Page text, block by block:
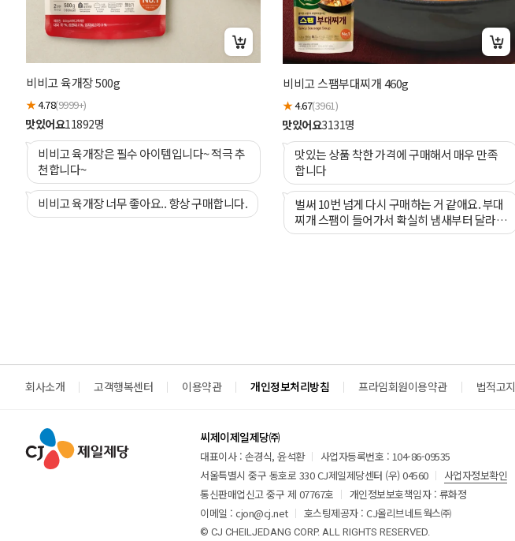
비비고 육개장 500g
★4.78(9999+)
맛있어요11892명
비비고 육개장은 필수 아이템입니다~ 적극 추
천합니다~
비비고 육개장 너무 좋아요.. 항상 구매합니다.
비비고 스팸부대찌개 460g
★4.67(3961)
맛있어요3131명
맛있는 상품 착한 가격에 구매해서 매우 만족
합니다
벌써 10번 넘게 다시 구매하는 거 같애요. 부대
찌개 스팸이 들어가서 확실히 냄새부터 달라
요. 너무 맛있어요. 라면도 너무 먹고 당면도 너
회사소개 고객행복센터 이용약관 개인정보처리방침 프라임회원이용약관 법적고지
씨제이제일제당㈜
대표이사 : 손경식, 윤석환
사업자등록번호 : 104-86-09535
서울특별시 중구 동호로 330 CJ제일제당센터 (우) 04560
사업자정보확인
통신판매업신고 중구 제 07767호
개인정보보호책임자 : 류화정
이메일 : cjon@cj.net
호스팅제공자 : CJ올리브네트웍스㈜
© CJ CHEILJEDANG CORP. ALL RIGHTS RESERVED.